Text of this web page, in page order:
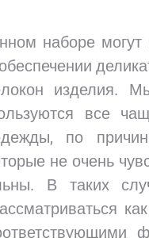
наборе
изделия.
все
по
не очень
В таких